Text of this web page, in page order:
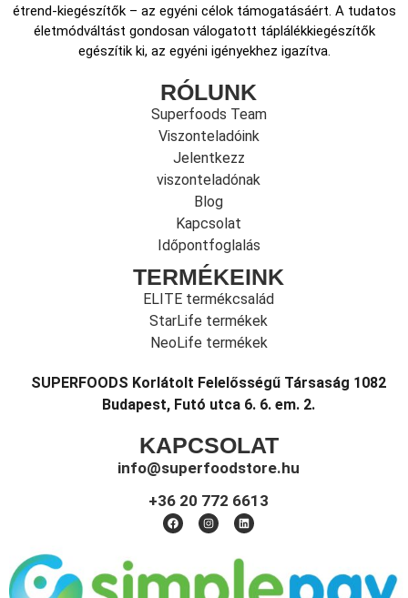
étrend-kiegészítők – az egyéni célok támogatásáért. A tudatos
életmódváltást gondosan válogatott táplálékkiegészítők
egészítik ki, az egyéni igényekhez igazítva.
RÓLUNK
Superfoods Team
Viszonteladóink
Jelentkezz
viszonteladónak
Blog
Kapcsolat
Időpontfoglalás
TERMÉKEINK
ELITE termékcsalád
StarLife termékek
NeoLife termékek
SUPERFOODS Korlátolt Felelősségű Társaság 1082
Budapest, Futó utca 6. 6. em. 2.
KAPCSOLAT
info@superfoodstore.hu
+36 20 772 6613